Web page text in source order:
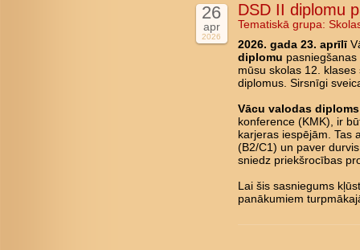
26
apr
2026
DSD II diplomu
Tematiskā grupa:
2026. gada 23. aprīlī
diplomu
mūsu skolas 12.
diplomus. Sirsnīgi
Vācu valodas
konference (KMK), ir
karjeras iespējām. Tas
(B2/C1) un paver
sniedz priekšrocības
Lai šis sasniegums
panākumiem